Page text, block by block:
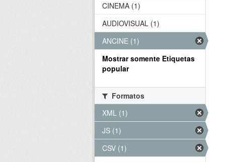
CINEMA (1)
AUDIOVISUAL (1)
ANCINE (1)
Mostrar somente Etiquetas
popular
Formatos
XML (1)
JS (1)
CSV (1)